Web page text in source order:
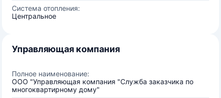
Система отопления:
Центральное
Управляющая компания
Полное наименование:
ООО "Управляющая компания "Служба заказчика по
многоквартирному дому"